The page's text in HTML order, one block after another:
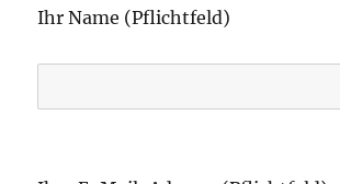
Ihr Name (Pflichtfeld)